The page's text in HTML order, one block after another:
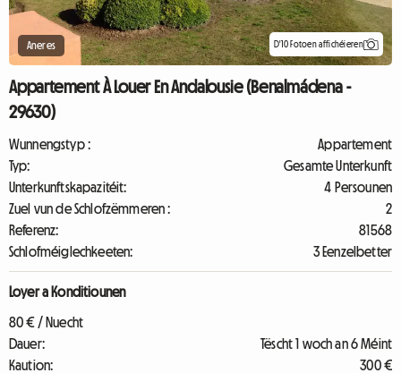
Aneres D'10 Fotoen affichéieren
Appartement À Louer En Andalousie (Benalmádena -
29630)
Wunnengstyp :
Appartement
Typ:
Gesamte Unterkunft
Unterkunftskapazitéit:
4 Persounen
Zuel vun de Schlofzëmmeren :
2
Referenz:
81568
Schlofméiglechkeeten:
3 Eenzelbetter
Loyer a Konditiounen
80 € / Nuecht
Dauer:
Tëscht 1 woch an 6 Méint
Kaution:
300 €